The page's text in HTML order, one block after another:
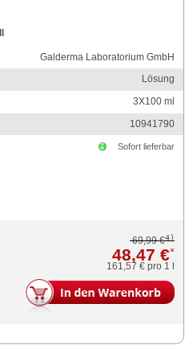
Galderma Laboratorium GmbH
Lösung
3X100ml
10941790
Sofort lieferbar
69,99 €4)
48,47 €*
161,57 € pro 1 l